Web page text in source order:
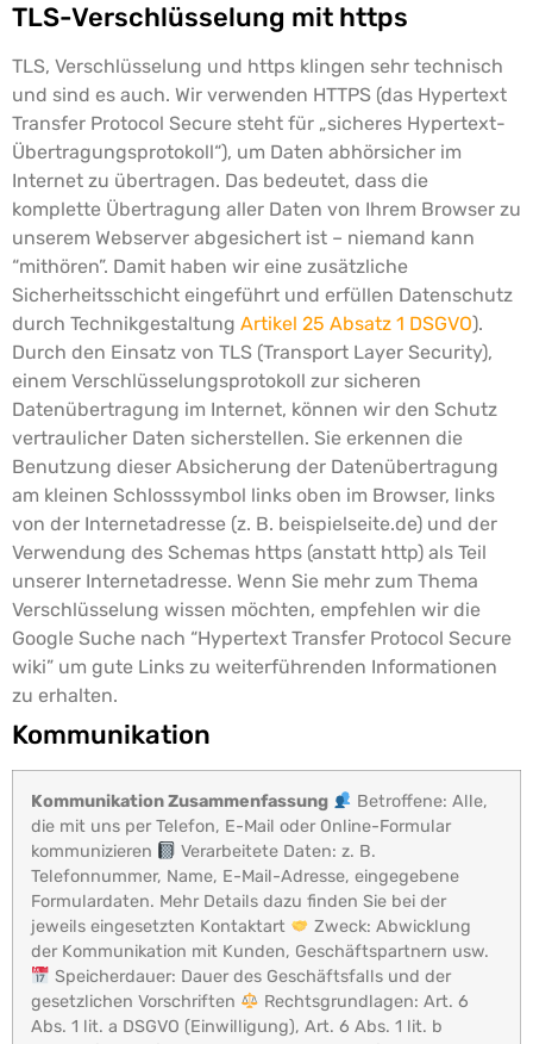
TLS-Verschlüsselung mit https
TLS, Verschlüsselung und https klingen sehr technisch
und sind es auch. Wir verwenden HTTPS (das Hypertext
Transfer Protocol Secure steht für „sicheres Hypertext-
Übertragungsprotokoll“), um Daten abhörsicher im
Internet zu übertragen. Das bedeutet, dass die
komplette Übertragung aller Daten von Ihrem Browser zu
unserem Webserver abgesichert ist – niemand kann
“mithören”. Damit haben wir eine zusätzliche
Sicherheitsschicht eingeführt und erfüllen Datenschutz
durch Technikgestaltung Artikel 25 Absatz 1 DSGVO).
Durch den Einsatz von TLS (Transport Layer Security),
einem Verschlüsselungsprotokoll zur sicheren
Datenübertragung im Internet, können wir den Schutz
vertraulicher Daten sicherstellen. Sie erkennen die
Benutzung dieser Absicherung der Datenübertragung
am kleinen Schlosssymbol links oben im Browser, links
von der Internetadresse (z. B. beispielseite.de) und der
Verwendung des Schemas https (anstatt http) als Teil
unserer Internetadresse. Wenn Sie mehr zum Thema
Verschlüsselung wissen möchten, empfehlen wir die
Google Suche nach “Hypertext Transfer Protocol Secure
wiki” um gute Links zu weiterführenden Informationen
zu erhalten.
Kommunikation
Kommunikation Zusammenfassung
Betroffene: Alle,
die mit uns per Telefon, E-Mail oder Online-Formular
kommunizieren
Verarbeitete Daten: z. B.
Telefonnummer, Name, E-Mail-Adresse, eingegebene
Formulardaten. Mehr Details dazu finden Sie bei der
jeweils eingesetzten Kontaktart
Zweck: Abwicklung
der Kommunikation mit Kunden, Geschäftspartnern usw.
Speicherdauer: Dauer des Geschäftsfalls und der
gesetzlichen Vorschriften
Rechtsgrundlagen: Art. 6
Abs. 1 lit. a DSGVO (Einwilligung), Art. 6 Abs. 1 lit. b